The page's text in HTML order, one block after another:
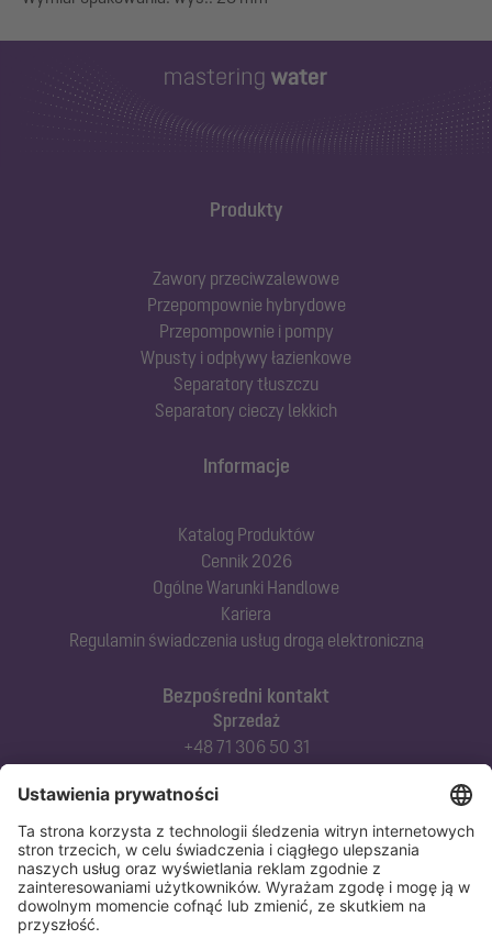
Produkty
Zawory przeciwzalewowe
Przepompownie hybrydowe
Przepompownie i pompy
Wpusty i odpływy łazienkowe
Separatory tłuszczu
Separatory cieczy lekkich
Bezpośredni kontakt
Sprzedaż
+48 71 306 50 31
Doradztwo techniczne
Serwis techniczny
+48 71 306 50 51
Informacje
Katalog Produktów
Cennik 2026
Ogólne Warunki Handlowe
Kariera
Regulamin świadczenia usług drogą elektroniczną